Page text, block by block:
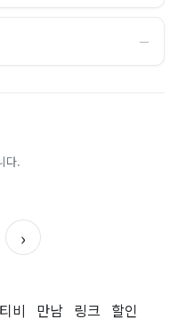
―
다.
?매일경제
졌다...국산 53개 중소기업이
›
티비 만남 링크 할인